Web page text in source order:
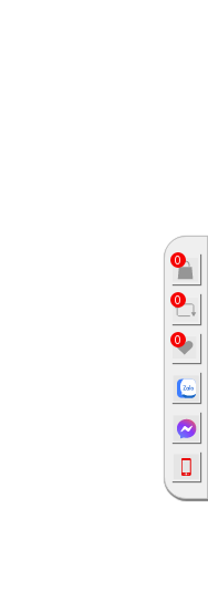
0
0
0